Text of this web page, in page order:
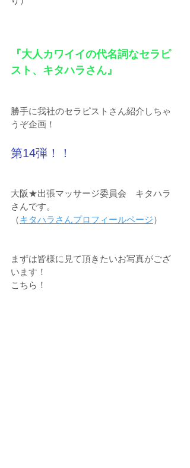
『大人カワイイの代名詞なセラピ
スト、キタハラさん』
勝手に我社のセラピストさん紹介しちゃ
うぞ企画！
第14弾！！
大阪★出張マッサージ委員会　キタハラ
さんです。
（キタハラさんプロフィールページ）
まずは皆様に見て頂きたいお写真がござ
います！
こちら！